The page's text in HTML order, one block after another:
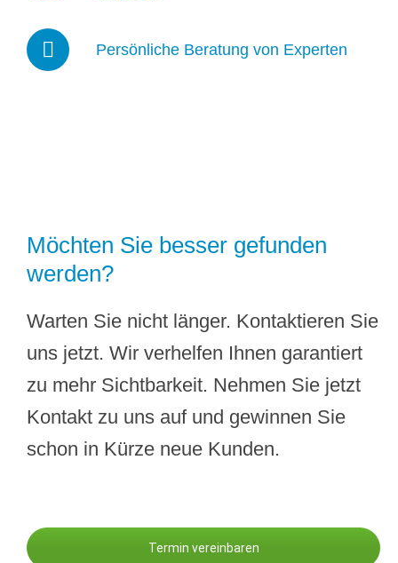
Persönliche Beratung von Experten
Möchten Sie besser gefunden
werden?
Warten Sie nicht länger. Kontaktieren Sie
uns jetzt. Wir verhelfen Ihnen garantiert
zu mehr Sichtbarkeit. Nehmen Sie jetzt
Kontakt zu uns auf und gewinnen Sie
schon in Kürze neue Kunden.
Termin vereinbaren